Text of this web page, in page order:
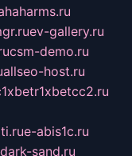
ev-gallery.ru
csm-demo.ru
allseo-host.ru
e-abis1c.ru
dark-sand.ru